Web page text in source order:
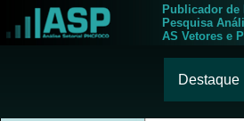
Publicador de
Pesquisa
AS Vetores e
Destaque